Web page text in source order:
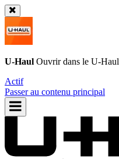
U-Haul Ouvrir dans le U-Haul
Actif
Passer au contenu principal